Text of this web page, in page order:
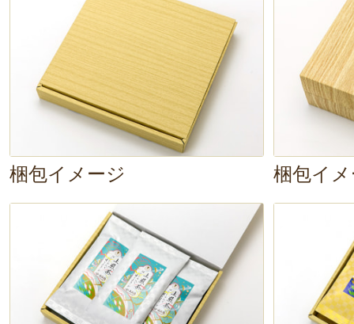
ない「溺れさせない」こと。この
でもすぐにお茶淹れ名人になれる
さっそく、「いただきます～」「
わう、衝撃…！一口お茶を含むと
な旨みが広がり、強い甘みにうっ
飲んでいるお茶とは全く別物のよ
いつまでも残る余韻は、さすが専
す。想像を超えるおいしさでした
な気持ちが続きそう♪
梱包イメージ 梱包イ